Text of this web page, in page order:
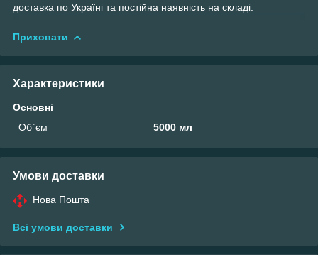
доставка по Україні та постійна наявність на складі.
Приховати
Характеристики
Основні
Об`єм
5000 мл
Умови доставки
Нова Пошта
Всі умови доставки